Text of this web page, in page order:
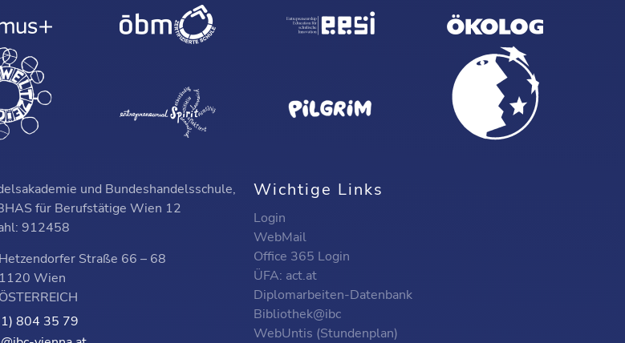
und Bundeshandelsschule,
für Berufstätige Wien 12
912458
Hetzendorfer Straße 66 – 68
1120 Wien
ÖSTERREICH
804 35 79
Wichtige Links
Login
WebMail
Office 365 Login
ÜFA: act.at
Diplomarbeiten-Datenbank
Bibliothek@ibc
WebUntis (Stundenplan)